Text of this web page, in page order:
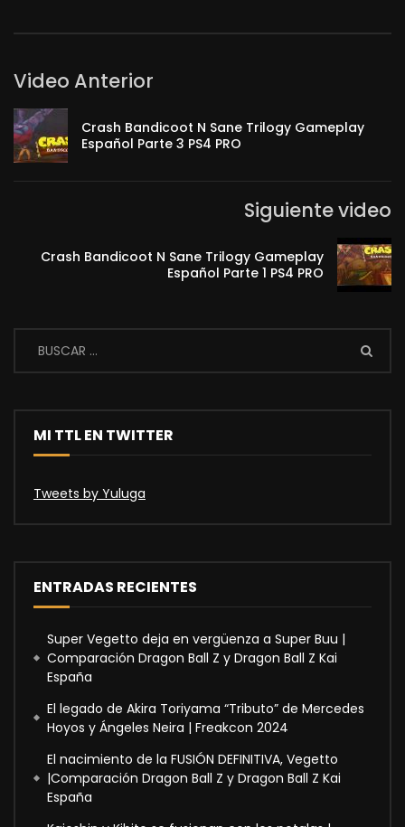
Video Anterior
Crash Bandicoot N Sane Trilogy Gameplay
Español Parte 3 PS4 PRO
Siguiente video
Crash Bandicoot N Sane Trilogy Gameplay
Español Parte 1 PS4 PRO
MI TTL EN TWITTER
Tweets by Yuluga
ENTRADAS RECIENTES
Super Vegetto deja en vergüenza a Super Buu |
Comparación Dragon Ball Z y Dragon Ball Z Kai
España
El legado de Akira Toriyama “Tributo” de Mercedes
Hoyos y Ángeles Neira | Freakcon 2024
El nacimiento de la FUSIÓN DEFINITIVA, Vegetto
|Comparación Dragon Ball Z y Dragon Ball Z Kai
España